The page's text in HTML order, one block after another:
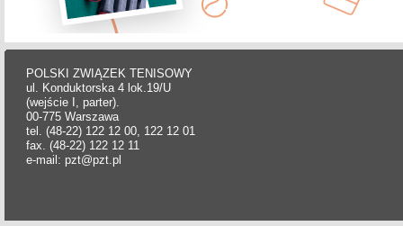
POLSKI ZWIĄZEK TENISOWY
ul. Konduktorska 4 lok.19/U
(wejście I, parter).
00-775 Warszawa
tel. (48-22) 122 12 00, 122 12 01
fax. (48-22) 122 12 11
e-mail: pzt@pzt.pl